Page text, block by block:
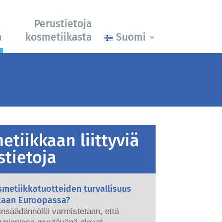
Perustietoja
kosmetiikasta
Suomi
liittyviä
turvallisuus
Euroopassa?
varmistetaan, että